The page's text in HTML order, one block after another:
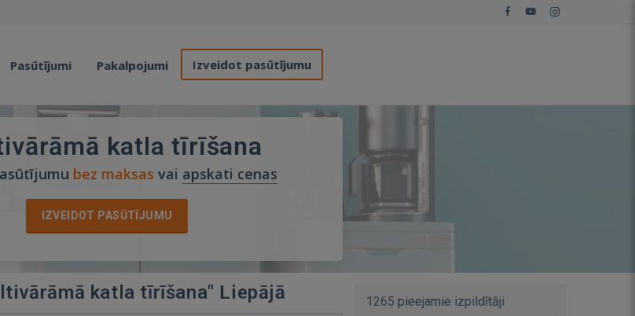
Pasūtījumi Pakalpojumi Izveidot pasūtījumu
katla tīrīšana
bez maksas vai apskati cenas
IZVEIDOT PASŪTĪJUMU
katla tīrīšana" Liepājā 1265 pieejamie izpildītāji